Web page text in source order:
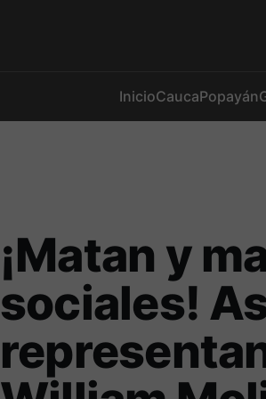
InicioCaucaPopayán
¡Matan y
sociales!